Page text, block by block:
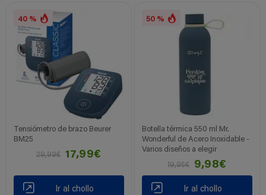
40 %
Tensiómetro de brazo Beurer
BM25
29,99€
17,99€
Ir al chollo
50 %
Botella térmica 550 ml Mr.
Wonderful de Acero Inoxidable -
Varios diseños a elegir
19,95€
9,98€
Ir al chollo